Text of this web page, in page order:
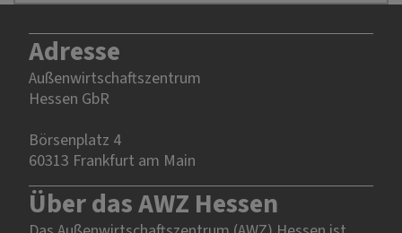
Adresse
Außenwirtschaftszentrum
Hessen GbR
Börsenplatz 4
60313 Frankfurt am Main
Über das AWZ Hessen